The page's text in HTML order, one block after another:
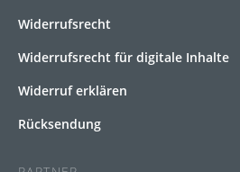
Widerrufsrecht
Widerrufsrecht für digitale Inhalte
Widerruf erklären
Rücksendung